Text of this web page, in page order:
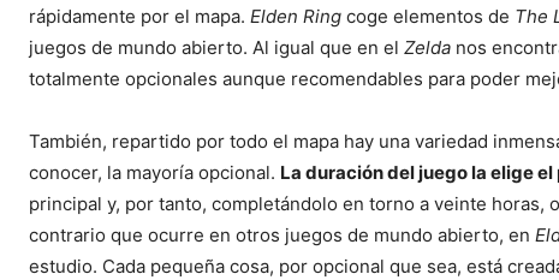
rápidamente por el mapa. Elden Ring coge elementos de The
juegos de mundo abierto. Al igual que en el Zelda nos
totalmente opcionales aunque recomendables para poder
También, repartido por todo el mapa hay una variedad
conocer, la mayoría opcional. La duración del juego la elige
principal y, por tanto, completándolo en torno a veinte horas,
contrario que ocurre en otros juegos de mundo abierto, en
estudio. Cada pequeña cosa, por opcional que sea, está